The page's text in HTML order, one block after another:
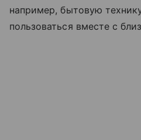
например, бытовую
пользоваться вместе с